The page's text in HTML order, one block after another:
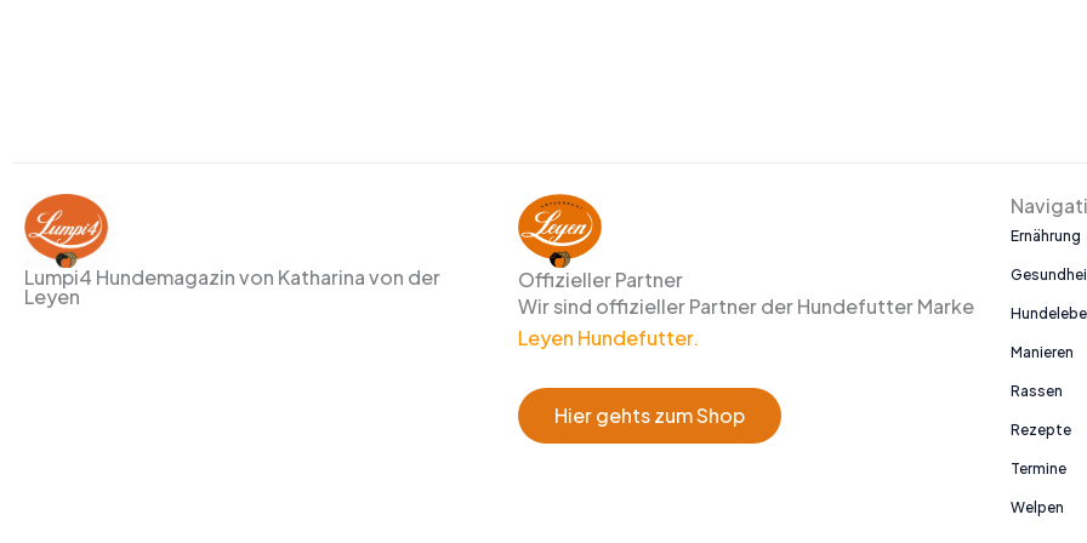
Lumpi4 Hundemagazin von Katharina von der
Leyen
Offizieller Partner
Wir sind offizieller Partner der Hundefutter Marke
Leyen Hundefutter.
Hier gehts zum Shop
Ernährung
Manieren
Rassen
Rezepte
Termine
Welpen